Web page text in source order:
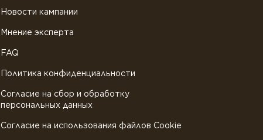
Новости кампании
Мнение эксперта
FAQ
Политика конфиденциальности
Согласие на сбор и обработку
персональных данных
Согласие на использования файлов Cookie